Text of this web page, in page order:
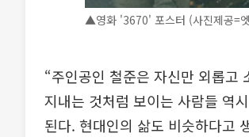
▲영화 '3670' 포스터 (사진제공=
“주인공인 철준은 자신만 외롭고
지내는 것처럼 보이는 사람들 역
된다. 현대인의 삶도 비슷하다고